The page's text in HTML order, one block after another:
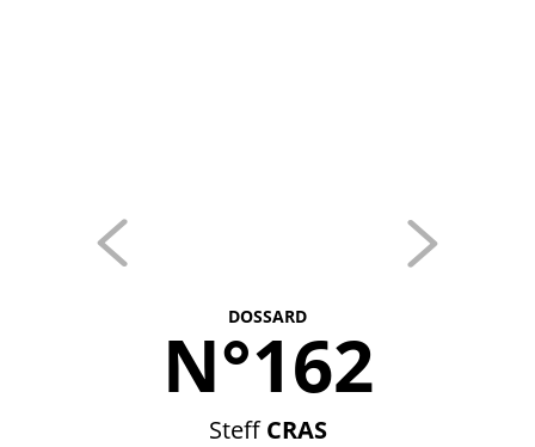
DOSSARD
N°162
Steff CRAS